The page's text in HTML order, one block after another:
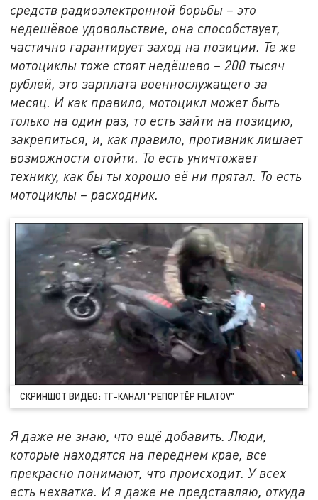
средств радиоэлектронной борьбы – это
недешёвое удовольствие, она способствует,
частично гарантирует заход на позиции. Те же
мотоциклы тоже стоят недёшево – 200 тысяч
рублей, это зарплата военнослужащего за
месяц. И как правило, мотоцикл может быть
только на один раз, то есть зайти на позицию,
закрепиться, и, как правило, противник лишает
возможности отойти. То есть уничтожает
технику, как бы ты хорошо её ни прятал. То есть
мотоциклы – расходник.
СКРИНШОТ ВИДЕО: ТГ-КАНАЛ "РЕПОРТЁР FILATOV"
Я даже не знаю, что ещё добавить. Люди,
которые находятся на переднем крае, все
прекрасно понимают, что происходит. У всех
есть нехватка. И я даже не представляю, откуда